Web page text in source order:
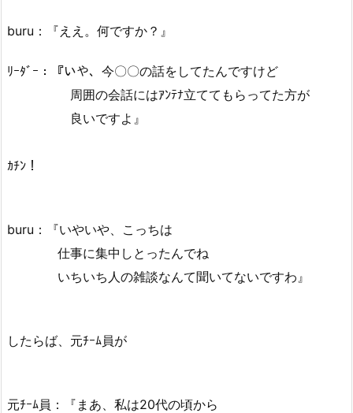
buru：『ええ。何ですか？』
ﾘｰﾀﾞｰ：『いや、今〇〇の話をしてたんですけど
周囲の会話にはｱﾝﾃﾅ立ててもらってた方が
良いですよ』
ｶﾁﾝ！
buru：『いやいや、こっちは
仕事に集中しとったんでね
いちいち人の雑談なんて聞いてないですわ』
したらば、元ﾁｰﾑ員が
元ﾁｰﾑ員：『まあ、私は20代の頃から